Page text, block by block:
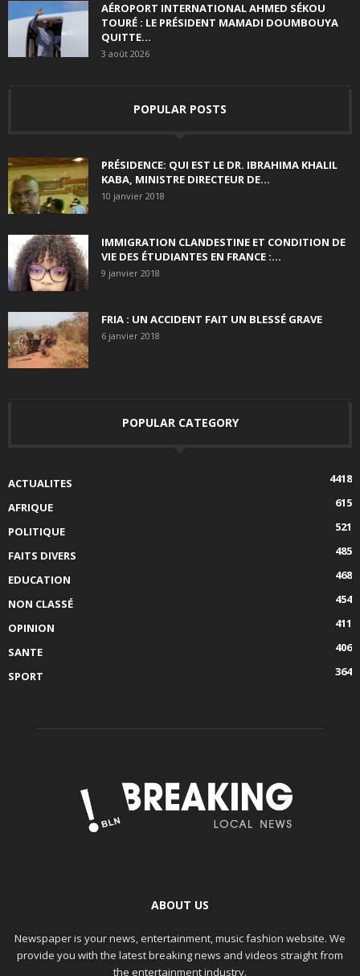
AÉROPORT INTERNATIONAL AHMED SÉKOU
TOURÉ : LE PRÉSIDENT MAMADI DOUMBOUYA
QUITTE...
3 août 2026
POPULAR POSTS
PRÉSIDENCE: QUI EST LE DR. IBRAHIMA KHALIL
KABA, MINISTRE DIRECTEUR DE...
10 janvier 2018
IMMIGRATION CLANDESTINE ET CONDITION DE
VIE DES ÉTUDIANTES EN FRANCE :...
9 janvier 2018
FRIA : UN ACCIDENT FAIT UN BLESSÉ GRAVE
6 janvier 2018
POPULAR CATEGORY
ACTUALITES
4418
AFRIQUE
615
POLITIQUE
521
FAITS DIVERS
485
EDUCATION
468
NON CLASSÉ
454
OPINION
411
SANTE
406
SPORT
364
ABOUT US
Newspaper is your news, entertainment, music fashion website. We
provide you with the latest breaking news and videos straight from
the entertainment industry.